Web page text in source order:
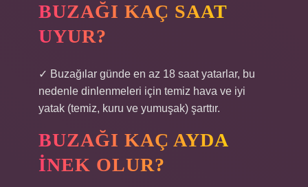
BUZAĞI KAÇ SAAT
UYUR?
✓ Buzağılar günde en az 18 saat yatarlar, bu
nedenle dinlenmeleri için temiz hava ve iyi
yatak (temiz, kuru ve yumuşak) şarttır.
BUZAĞI KAÇ AYDA
INEK OLUR?